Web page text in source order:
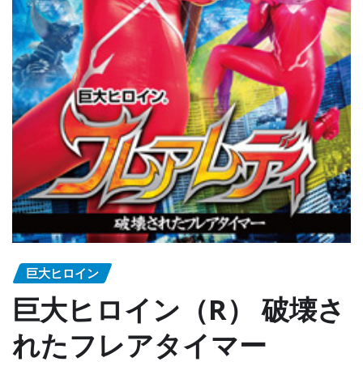
巨大ヒロイン
巨大ヒロイン（R） 破壊さ
れたフレアタイマー